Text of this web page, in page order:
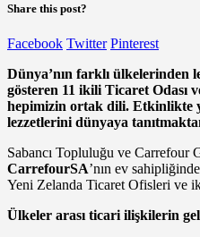
Share this post?
Facebook Twitter Pinterest
Dünya’nın farklı ülkelerinden
gösteren 11 ikili Ticaret Odası
hepimizin ortak dili. Etkinlikte
lezzetlerini dünyaya
Sabancı Topluluğu ve Carrefour
CarrefourSA’nın ev
Yeni Zelanda Ticaret Ofisleri ve
Ülkeler arası ticari ilişkilerin